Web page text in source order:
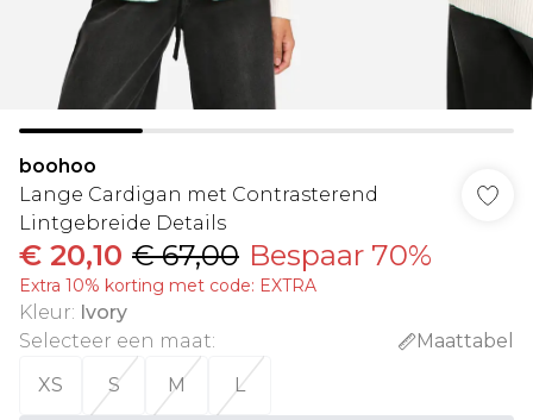
boohoo
Lange Cardigan met Contrasterend
Lintgebreide Details
€ 20,10 € 67,00 Bespaar 70%
Extra 10% korting met code: EXTRA
Kleur: Ivory
Selecteer een maat:
Maattabel
XS
S M L